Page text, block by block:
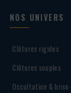
NOS UNIVERS
Clôtures rigides
Clôtures souples
Occultation &